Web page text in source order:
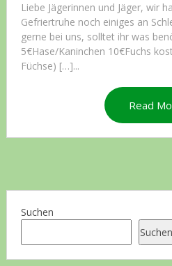
Liebe Jägerinnen und Jäger, wir
Gefriertruhe noch einiges an
gerne bei uns, solltet ihr was
5€Hase/Kaninchen 10€Fuchs
Füchse) […]...
Read
Suchen
Suchen